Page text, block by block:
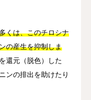
くは、このチロシナ
の産生を抑制しま
還元（脱色）した
ンの排出を助けたり